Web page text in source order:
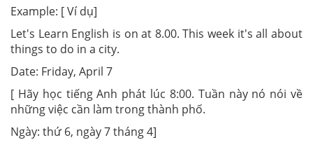
Example: [ Ví dụ]
Let's Learn English is on at 8.00. This week it's all about
things to do in a city.
Date: Friday, April 7
[ Hãy học tiếng Anh phát lúc 8:00. Tuần này nó nói về
những việc cần làm trong thành phố.
Ngày: thứ 6, ngày 7 tháng 4]